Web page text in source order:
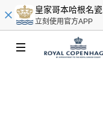
皇家哥本哈根名瓷
立刻使用官方APP